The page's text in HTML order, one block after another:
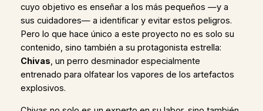
cuyo objetivo es enseñar a los más pequeños —y a
sus cuidadores— a identificar y evitar estos peligros.
Pero lo que hace único a este proyecto no es solo su
contenido, sino también a su protagonista estrella:
Chivas, un perro desminador especialmente
entrenado para olfatear los vapores de los artefactos
explosivos.